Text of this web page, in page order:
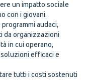
un impatto sociale
con i giovani.
audaci,
da organizzazioni
in cui operano,
efficaci e
tutti i costi sostenuti